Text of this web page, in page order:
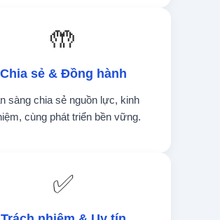
🤲
Chia sẻ & Đồng hành
sàng chia sẻ nguồn lực, kinh
cùng phát triển bền vững.
✅